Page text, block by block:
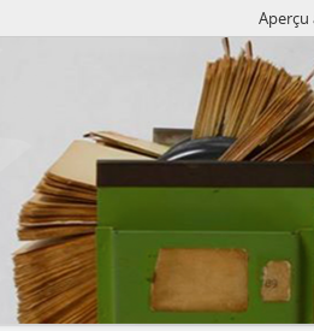
Aperçu